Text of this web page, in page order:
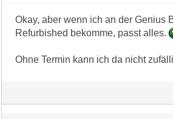
Okay, aber wenn ich an der Genius
Refurbished bekomme, passt alles.
Ohne Termin kann ich da nicht